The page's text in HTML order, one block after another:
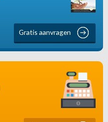
Gratis aanvragen